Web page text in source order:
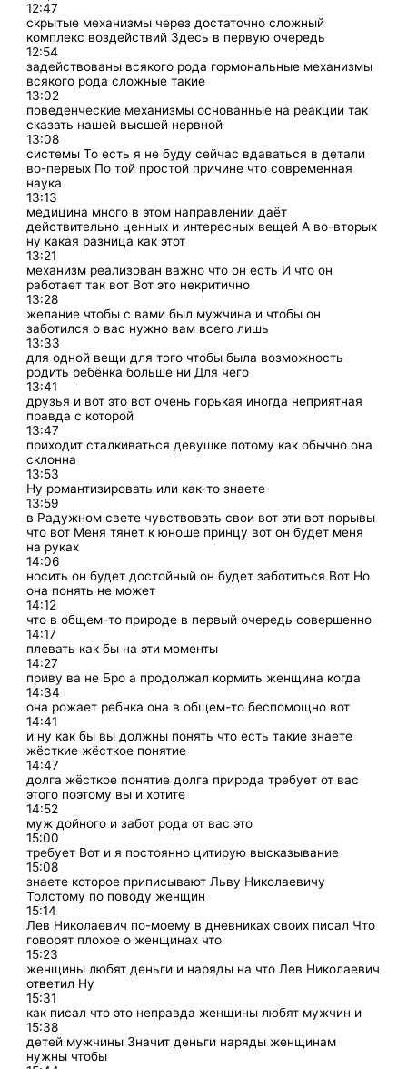
12:47
скрытые механизмы через достаточно сложный
комплекс воздействий Здесь в первую очередь
12:54
задействованы всякого рода гормональные механизмы
всякого рода сложные такие
13:02
поведенческие механизмы основанные на реакции так
сказать нашей высшей нервной
13:08
системы То есть я не буду сейчас вдаваться в детали
во-первых По той простой причине что современная
наука
13:13
медицина много в этом направлении даёт
действительно ценных и интересных вещей А во-вторых
ну какая разница как этот
13:21
механизм реализован важно что он есть И что он
работает так вот Вот это некритично
13:28
желание чтобы с вами был мужчина и чтобы он
заботился о вас нужно вам всего лишь
13:33
для одной вещи для того чтобы была возможность
родить ребёнка больше ни Для чего
13:41
друзья и вот это вот очень горькая иногда неприятная
правда с которой
13:47
приходит сталкиваться девушке потому как обычно она
склонна
13:53
Ну романтизировать или как-то знаете
13:59
в Радужном свете чувствовать свои вот эти вот порывы
что вот Меня тянет к юноше принцу вот он будет меня
на руках
14:06
носить он будет достойный он будет заботиться Вот Но
она понять не может
14:12
что в общем-то природе в первый очередь совершенно
14:17
плевать как бы на эти моменты
14:27
приву ва не Бро а продолжал кормить женщина когда
14:34
она рожает ребнка она в общем-то беспомощно вот
14:41
и ну как бы вы должны понять что есть такие знаете
жёсткие жёсткое понятие
14:47
долга жёсткое понятие долга природа требует от вас
этого поэтому вы и хотите
14:52
муж дойного и забот рода от вас это
15:00
требует Вот и я постоянно цитирую высказывание
15:08
знаете которое приписывают Льву Николаевичу
Толстому по поводу женщин
15:14
Лев Николаевич по-моему в дневниках своих писал Что
говорят плохое о женщинах что
15:23
женщины любят деньги и наряды на что Лев Николаевич
ответил Ну
15:31
как писал что это неправда женщины любят мужчин и
15:38
детей мужчины Значит деньги наряды женщинам
нужны чтобы